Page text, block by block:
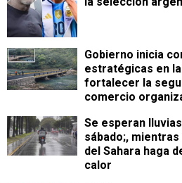
Gobierno inicia
estratégicas en
fortalecer la
comercio
Se esperan
sábado;,
del Sahara haga
calor